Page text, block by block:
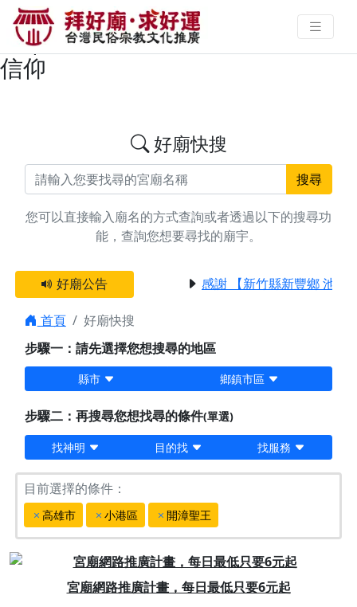
搜尋高雄市小港區開漳聖王廟宇資
料 | 拜好廟求好運 找到與您有緣的
信仰
好廟快搜
搜尋
您可以直接輸入廟名的方式查詢或者透過以下的搜尋功
能，查詢您想要尋找的廟宇。
好廟公告 感謝 【新竹縣新豐鄉 池和
首頁
好廟快搜
步驟一：請先選擇您想搜尋的地區
縣市 鄉鎮市區
步驟二：再搜尋您想找尋的條件(單選)
找神明 目的找 找服務
目前選擇的條件：
高雄市 小港區 開漳聖王
宮廟網路推廣計畫，每日最低只要6元起
Previous